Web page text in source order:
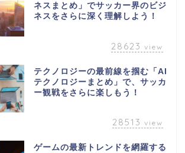
ネスまとめ」でサッカー界のビジ
ネスをさらに深く理解しよう！
28623 view
テクノロジーの最前線を掴む「AI
テクノロジーまとめ」で、サッカ
ー観戦をさらに楽しもう！
28513 view
ゲームの最新トレンドを網羅する